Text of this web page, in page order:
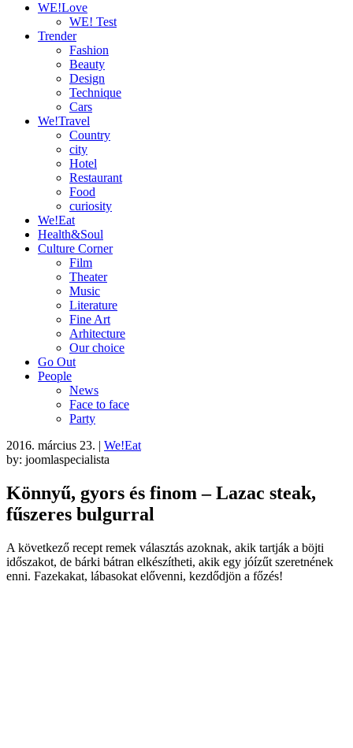
WE!Love
WE! Test
Trender
Fashion
Beauty
Design
Technique
Cars
We!Travel
Country
city
Hotel
Restaurant
Food
curiosity
We!Eat
Health&Soul
Culture Corner
Film
Theater
Music
Literature
Fine Art
Arhitecture
Our choice
Go Out
People
News
Face to face
Party
2016. március 23. | We!Eat
by: joomlaspecialista
Könnyű, gyors és finom – Lazac steak,
fűszeres bulgurral
A következő recept remek választás azoknak, akik tartják a böjti
időszakot, de bárki bátran elkészítheti, akik egy jóízűt szeretnének
enni. Fazekakat, lábasokat elővenni, kezdődjön a főzés!